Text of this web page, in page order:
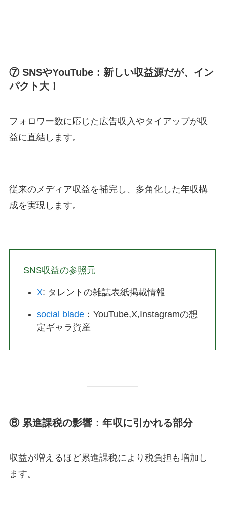
⑦ SNSやYouTube：新しい収益源だが、イン
パクト大！
フォロワー数に応じた広告収入やタイアップが収
益に直結します。
従来のメディア収益を補完し、多角化した年収構
成を実現します。
SNS収益の参照元
X: タレントの雑誌表紙掲載情報
social blade：YouTube,X,Instagramの想
定ギャラ資産
⑧ 累進課税の影響：年収に引かれる部分
収益が増えるほど累進課税により税負担も増加し
ます。